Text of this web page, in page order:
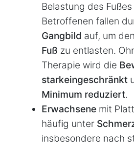
Belastung des
Betroffenen fallen
Gangbild auf, um den
Fuß zu entlasten.
Therapie wird die
starkeingeschränkt
Minimum reduziert.
Erwachsene mit
häufig unter
insbesondere nach